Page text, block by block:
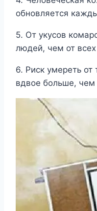
обновляется
5. От укусов
людей, чем от
6. Риск умереть от
вдвое больше, чем